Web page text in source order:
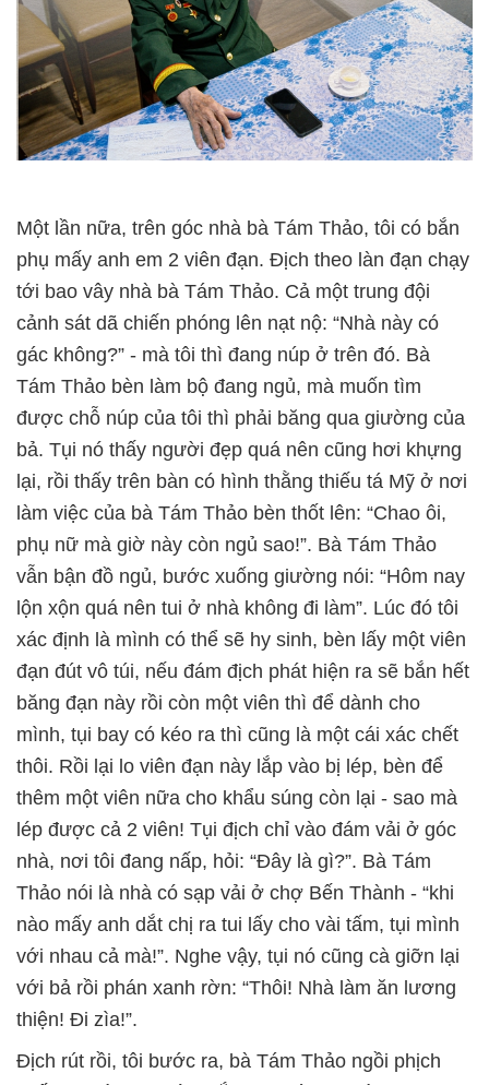
Một lần nữa, trên góc nhà bà Tám Thảo, tôi có bắn
phụ mấy anh em 2 viên đạn. Địch theo làn đạn chạy
tới bao vây nhà bà Tám Thảo. Cả một trung đội
cảnh sát dã chiến phóng lên nạt nộ: “Nhà này có
gác không?” - mà tôi thì đang núp ở trên đó. Bà
Tám Thảo bèn làm bộ đang ngủ, mà muốn tìm
được chỗ núp của tôi thì phải băng qua giường của
bả. Tụi nó thấy người đẹp quá nên cũng hơi khựng
lại, rồi thấy trên bàn có hình thằng thiếu tá Mỹ ở nơi
làm việc của bà Tám Thảo bèn thốt lên: “Chao ôi,
phụ nữ mà giờ này còn ngủ sao!”. Bà Tám Thảo
vẫn bận đồ ngủ, bước xuống giường nói: “Hôm nay
lộn xộn quá nên tui ở nhà không đi làm”. Lúc đó tôi
xác định là mình có thể sẽ hy sinh, bèn lấy một viên
đạn đút vô túi, nếu đám địch phát hiện ra sẽ bắn hết
băng đạn này rồi còn một viên thì để dành cho
mình, tụi bay có kéo ra thì cũng là một cái xác chết
thôi. Rồi lại lo viên đạn này lắp vào bị lép, bèn để
thêm một viên nữa cho khẩu súng còn lại - sao mà
lép được cả 2 viên! Tụi địch chỉ vào đám vải ở góc
nhà, nơi tôi đang nấp, hỏi: “Đây là gì?”. Bà Tám
Thảo nói là nhà có sạp vải ở chợ Bến Thành - “khi
nào mấy anh dắt chị ra tui lấy cho vài tấm, tụi mình
với nhau cả mà!”. Nghe vậy, tụi nó cũng cà giỡn lại
với bả rồi phán xanh rờn: “Thôi! Nhà làm ăn lương
thiện! Đi zìa!”.
Địch rút rồi, tôi bước ra, bà Tám Thảo ngồi phịch